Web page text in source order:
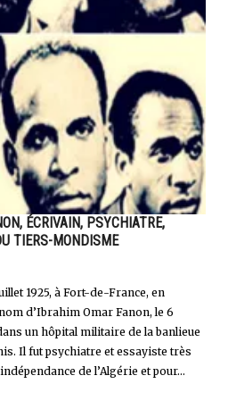
ÉCRIVAIN, PSYCHIATRE,
TIERS-MONDISME
1925, à Fort-de-France, en
d’Ibrahim Omar Fanon, le 6
un hôpital militaire de la banlieue
Il fut psychiatre et essayiste très
de l’Algérie et pour...